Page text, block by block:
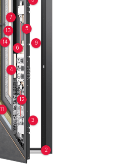
2
3
4
5
6
7
9
11
12
13
14